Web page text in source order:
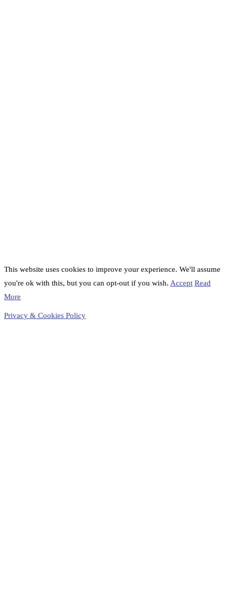
This website uses cookies to improve your experience. We'll assume
you're ok with this, but you can opt-out if you wish. Accept Read
More
Privacy & Cookies Policy